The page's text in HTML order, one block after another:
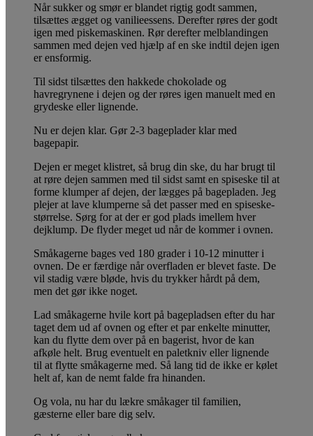
Når sukker og smør er blandet rigtig godt sammen,
tilsættes ægget og vanilieessens. Derefter røres der godt
igen med piskemaskinen. Rør derefter melblandingen
sammen med dejen ved hjælp af en ske indtil dejen igen
er ensformig.
Til sidst tilsættes den hakkede chokolade og
havregrynene i dejen og der røres igen manuelt med en
grydeske eller lignende.
Nu er dejen klar. Gør 2-3 bageplader klar med
bagepapir.
Dejen er meget klistret, så brug din ske, du har brugt til
at røre dejen sammen med til sidst samt en spiseske til at
forme klumper af dejen, der lægges på bagepladen. Jeg
plejer at lave klumperne så det passer med en spiseske-
størrelse. Sørg for at der er god plads imellem hver
dejklump. De flyder meget ud når de kommer i ovnen.
Småkagerne bages ved 180 grader i 10-12 minutter i
ovnen. De er færdige når overfladen er blevet faste. De
vil stadig være bløde, hvis du trykker hårdt på dem,
men det gør ikke noget.
Lad småkagerne hvile kort på bagepladsen efter du har
taget dem ud af ovnen og efter et par enkelte minutter,
kan du flytte dem over på en bagerist, hvor de kan
afkøle helt. Brug eventuelt en paletkniv eller lignende
til at flytte småkagerne med. Så lang tid de ikke er kølet
helt af, kan de nemt falde fra hinanden.
Og vola, nu har du lækre småkager til familien,
gæsterne eller bare dig selv.